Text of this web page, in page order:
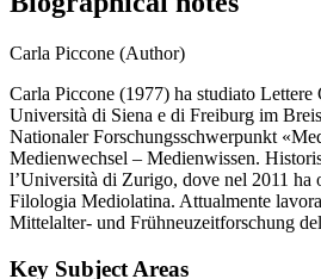
Carla Piccone (Author)
Carla Piccone (1977) ha studiato Lettere
Università di Siena e di Freiburg im
Nationaler Forschungsschwerpunkt
Medienwechsel – Medienwissen.
l’Università di Zurigo, dove nel 2011 ha
Filologia Mediolatina. Attualmente
Mittelalter- und Frühneuzeitforschung
Key Subject Areas